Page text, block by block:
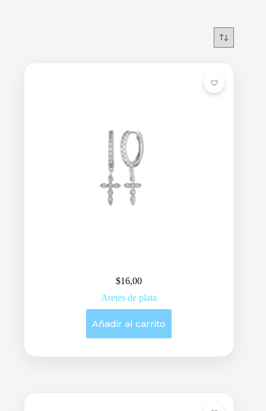
$16,00
Aretes de plata
Añadir al carrito